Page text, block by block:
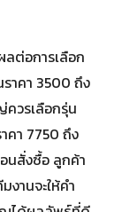
ต่อการเลือก
าคา 3500 ถึง
วรเลือกรุ่น
คา 7750 ถึง
นสั่งซื้อ ลูกค้า
งานจะให้คำ